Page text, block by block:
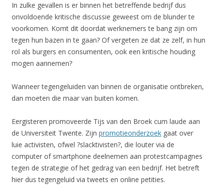
In zulke gevallen is er binnen het betreffende bedrijf dus
onvoldoende kritische discussie geweest om de blunder te
voorkomen. Komt dit doordat werknemers te bang zijn om
tegen hun bazen in te gaan? Of vergeten ze dat ze zelf, in hun
rol als burgers en consumenten, ook een kritische houding
mogen aannemen?
Wanneer tegengeluiden van binnen de organisatie ontbreken,
dan moeten die maar van buiten komen.
Eergisteren promoveerde Tijs van den Broek cum laude aan
de Universiteit Twente. Zijn promotieonderzoek gaat over
luie activisten, ofwel ?slacktivisten?, die louter via de
computer of smartphone deelnemen aan protestcampagnes
tegen de strategie of het gedrag van een bedrijf. Het betreft
hier dus tegengeluid via tweets en online petities.